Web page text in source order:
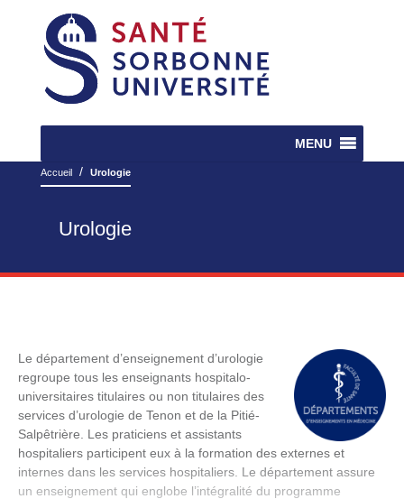
MENU
Accueil/ Urologie
Urologie
Le département d’enseignement d’urologie
regroupe tous les enseignants hospitalo-
universitaires titulaires ou non titulaires des
services d’urologie de Tenon et de la Pitié-
Salpêtrière. Les praticiens et assistants
hospitaliers participent eux à la formation des externes et
internes dans les services hospitaliers. Le département assure
un enseignement qui englobe l’intégralité du programme